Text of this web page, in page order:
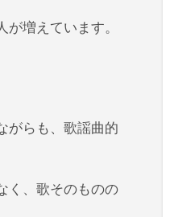
増えています。
がらも、歌謡曲的
く、歌そのものの